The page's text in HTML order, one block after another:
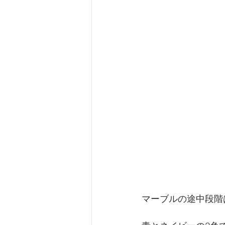
マーブルの途中段階